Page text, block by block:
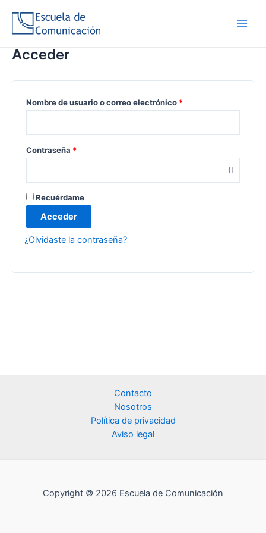
contenido
Mi cuenta
Acceder
Nombre de usuario o correo electrónico *
Contraseña *
Recuérdame
Acceder
¿Olvidaste la contraseña?
Contacto
Nosotros
Política de privacidad
Aviso legal
Copyright © 2026 Escuela de Comunicación